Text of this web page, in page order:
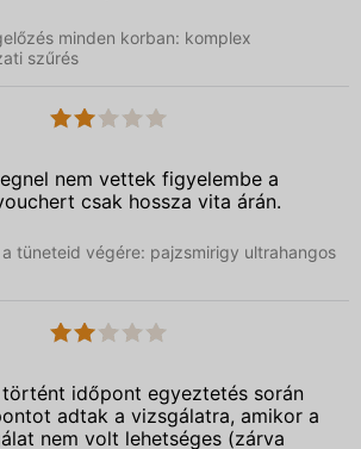
minden korban: komplex
szűrés
2.0
nem vettek figyelembe a
csak hossza vita árán.
tüneteid végére: pajzsmirigy ultrahangos
2.0
időpont egyeztetés során
adtak a vizsgálatra, amikor a
nem volt lehetséges (zárva